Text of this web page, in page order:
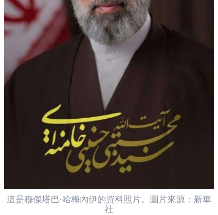
這是穆傑塔巴·哈梅內伊的資料照片。圖片來源：新華
社